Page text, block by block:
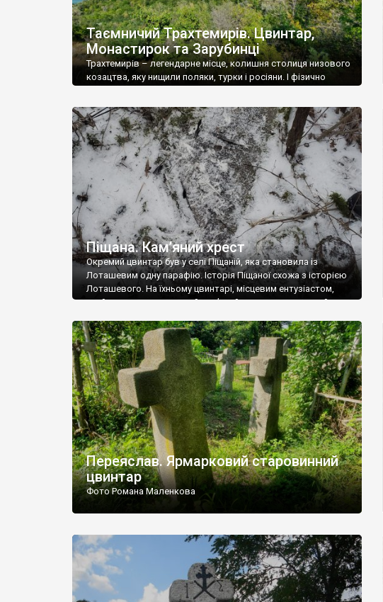
Таємничий Трахтемирів. Цвинтар,
Монастирок та Зарубинці
Трахтемирів – легендарне місце, колишня столиця низового
козацтва, яку нищили поляки, турки і росіяни. І фізично
водосховища. Півострів активно відвідується туристами.
Дехто приїздить сюди на півдня-день, щоб посмакувати
красу краєвидів, а дехто кілька днів мандрує із рюкзаками,
називаючи Трахтемирів місцем сили. На Трахтемирів-
Бучацькому півострові (саме […]
Піщана. Кам’яний хрест
Окремий цвинтар був у селі Піщаній, яка становила із
Лоташевим одну парафію. Історія Піщаної схожа з історією
Лоташевого. На їхньому цвинтарі, місцевим ентузіастом,
знайдено один завалений кам’яний хрест, та невеликий
підняти хреста. Фото Романа Маленкова.
Переяслав. Ярмарковий старовинний
цвинтар
Фото Романа Маленкова